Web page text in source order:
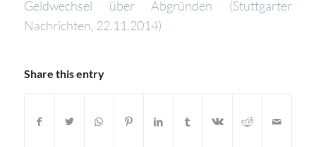
Geldwechsel über Abgründen (Stuttgarter
Nachrichten, 22.11.2014)
Share this entry